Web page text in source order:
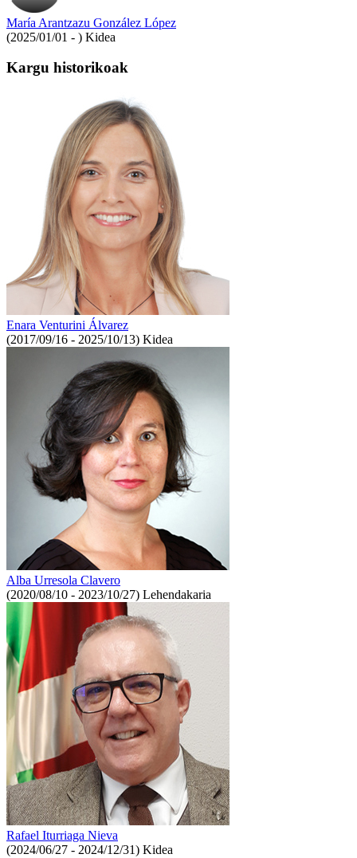
María Arantzazu González López
(2025/01/01 - ) Kidea
Kargu historikoak
Enara Venturini Álvarez
(2017/09/16 - 2025/10/13) Kidea
Alba Urresola Clavero
(2020/08/10 - 2023/10/27) Lehendakaria
Rafael Iturriaga Nieva
(2024/06/27 - 2024/12/31) Kidea